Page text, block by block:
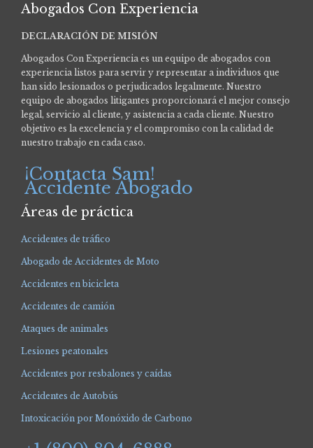
Abogados Con Experiencia
DECLARACIÓN DE MISIÓN
Abogados Con Experiencia es un equipo de abogados con
experiencia listos para servir y representar a individuos que
han sido lesionados o perjudicados legalmente. Nuestro
equipo de abogados litigantes proporcionará el mejor consejo
legal, servicio al cliente, y asistencia a cada cliente. Nuestro
objetivo es la excelencia y el compromiso con la calidad de
nuestro trabajo en cada caso.
¡Contacta Sam!
Accidente Abogado
Áreas de práctica
Accidentes de tráfico
Abogado de Accidentes de Moto
Accidentes en bicicleta
Accidentes de camión
Ataques de animales
Lesiones peatonales
Accidentes por resbalones y caídas
Accidentes de Autobús
Intoxicación por Monóxido de Carbono